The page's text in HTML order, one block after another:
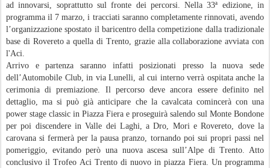
ad innovarsi, soprattutto sul fronte dei percorsi. Nella 33ª edizione, in
programma il 7 marzo, i tracciati saranno completamente rinnovati, avendo
l’organizzazione spostato il baricentro della competizione dalla tradizionale
base di Rovereto a quella di Trento, grazie alla collaborazione avviata con
l'Aci.
Arrivo e partenza saranno infatti posizionati presso la nuova sede
dell’Automobile Club, in via Lunelli, al cui interno verrà ospitata anche la
cerimonia di premiazione. Il percorso deve ancora essere definito nel
dettaglio, ma si può già anticipare che la cavalcata comincerà con una
power stage classic in Piazza Fiera e proseguirà salendo sul Monte Bondone
per poi discendere in Valle dei Laghi, a Dro, Mori e Rovereto, dove la
carovana si fermerà per la pausa pranzo, tornando poi sui propri passi nel
pomeriggio, evitando però una nuova ascesa sull’Alpe di Trento. Atto
conclusivo il Trofeo Aci Trento di nuovo in piazza Fiera. Un programma